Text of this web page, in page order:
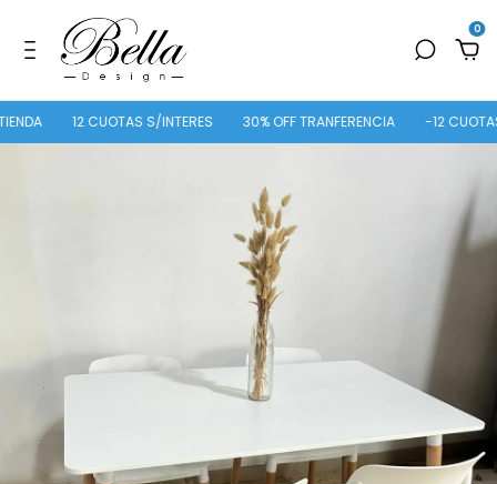
0
12 CUOTAS S/INTERES 30% OFF TRANFERENCIA -12 CUOTAS SIN